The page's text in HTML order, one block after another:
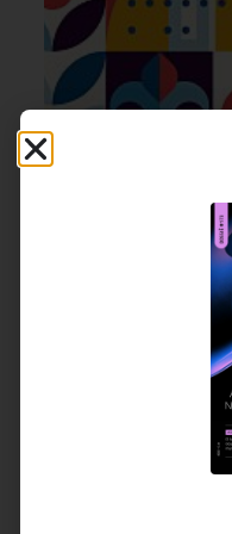
O turismo deixou